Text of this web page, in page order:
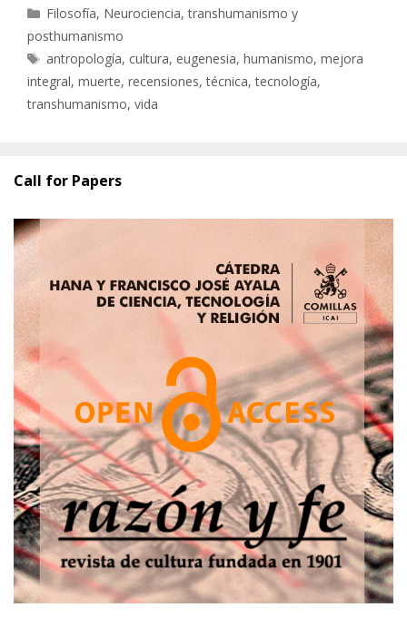
Categorías
Filosofía, Neurociencia, transhumanismo y
posthumanismo
Etiquetas
antropología, cultura, eugenesia,humanismo,mejora
integral, muerte, recensiones,técnica,tecnología,
transhumanismo, vida
Call for Papers